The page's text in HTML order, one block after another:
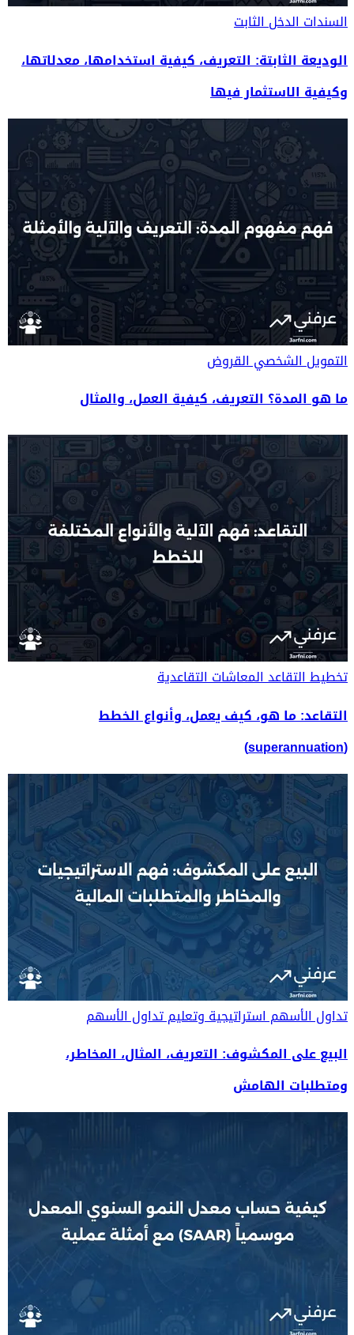
السنداتالدخل الثابت
الوديعة الثابتة: التعريف، كيفية استخدامها، معدلاتها،
وكيفية الاستثمار فيها
التمويل الشخصيالقروض
ما هو المدة؟ التعريف، كيفية العمل، والمثال
تخطيط التقاعدالمعاشات التقاعدية
التقاعد: ما هو، كيف يعمل، وأنواع الخطط
(superannuation)
تداول الأسهماستراتيجية وتعليم تداول الأسهم
البيع على المكشوف: التعريف، المثال، المخاطر،
ومتطلبات الهامش